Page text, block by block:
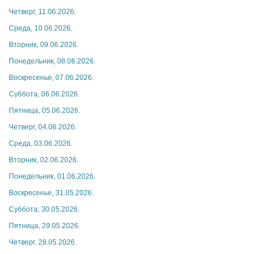
Четверг, 11.06.2026.
Среда, 10.06.2026.
Вторник, 09.06.2026.
Понедельник, 08.06.2026.
Воскресенье, 07.06.2026.
Суббота, 06.06.2026.
Пятница, 05.06.2026.
Четверг, 04.06.2026.
Среда, 03.06.2026.
Вторник, 02.06.2026.
Понедельник, 01.06.2026.
Воскресенье, 31.05.2026.
Суббота, 30.05.2026.
Пятница, 29.05.2026.
Четверг, 28.05.2026.